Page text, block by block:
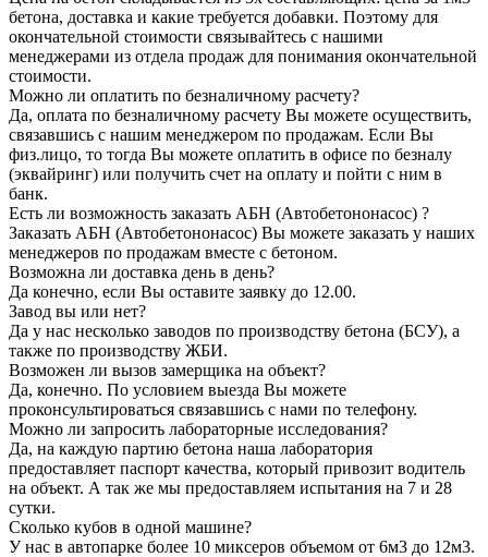
бетона, доставка и какие требуется добавки. Поэтому для
окончательной стоимости связывайтесь с нашими
менеджерами из отдела продаж для понимания окончательной
стоимости.
Можно ли оплатить по безналичному расчету?
Да, оплата по безналичному расчету Вы можете осуществить,
связавшись с нашим менеджером по продажам. Если Вы
физ.лицо, то тогда Вы можете оплатить в офисе по безналу
(эквайринг) или получить счет на оплату и пойти с ним в
банк.
Есть ли возможность заказать АБН (Автобетононасос) ?
Заказать АБН (Автобетононасос) Вы можете заказать у наших
менеджеров по продажам вместе с бетоном.
Возможна ли доставка день в день?
Да конечно, если Вы оставите заявку до 12.00.
Завод вы или нет?
Да у нас несколько заводов по производству бетона (БСУ), а
также по производству ЖБИ.
Возможен ли вызов замерщика на объект?
Да, конечно. По условием выезда Вы можете
проконсультироваться связавшись с нами по телефону.
Можно ли запросить лабораторные исследования?
Да, на каждую партию бетона наша лаборатория
предоставляет паспорт качества, который привозит водитель
на объект. А так же мы предоставляем испытания на 7 и 28
сутки.
Сколько кубов в одной машине?
У нас в автопарке более 10 миксеров объемом от 6м3 до 12м3.